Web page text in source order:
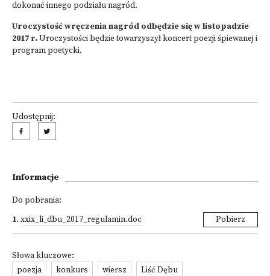
dokonać innego podziału nagród.
Uroczystość wręczenia nagród odbędzie się w listopadzie
2017 r.Uroczystości będzie towarzyszył koncert poezji śpiewanej i
program poetycki.
Udostępnij:
Informacje
Do pobrania:
1. xxix_li_dbu_2017_regulamin.doc Pobierz
Słowa kluczowe:
poezja
konkurs wiersz Liść Dębu